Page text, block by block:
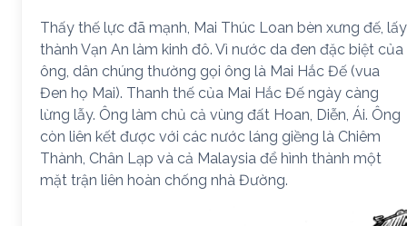
Thấy thế lực đã mạnh, Mai Thúc Loan bèn xưng đế, lấy
thành Vạn An làm kinh đô. Vì nước da đen đặc biệt của
ông, dân chúng thường gọi ông là Mai Hắc Đế (vua
Đen họ Mai). Thanh thế của Mai Hắc Đế ngày càng
lừng lẫy. Ông làm chủ cả vùng đất Hoan, Diễn, Ái. Ông
còn liên kết được với các nước láng giềng là Chiêm
Thành, Chân Lạp và cả Malaysia để hình thành một
mặt trận liên hoàn chống nhà Đường.